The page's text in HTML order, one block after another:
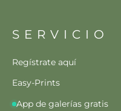
SERVICIO
Regístrate aquí
Easy-Prints
App de galerías gratis